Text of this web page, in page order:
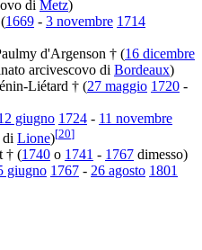
di Metz)
1669 - 3 novembre 1714
d'Argenson † (16 dicembre
arcivescovo di Bordeaux)
Liétard † (27 maggio 1720 -
giugno 1724 - 11 novembre
di Lione)[20]
† (1740 o 1741 - 1767 dimesso)
giugno 1767 - 26 agosto 1801